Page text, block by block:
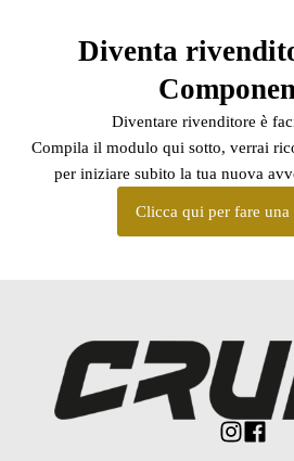
Diventa
Diventare rivenditore è
Compila il modulo qui sotto, verrai
per iniziare subito la tua nuova
Clicca qui per fare una